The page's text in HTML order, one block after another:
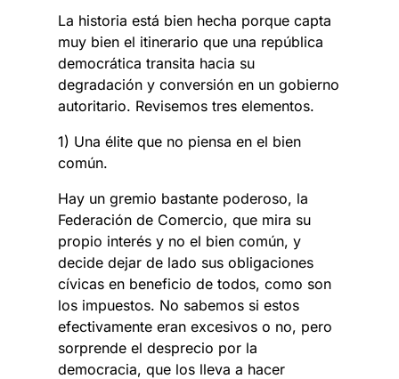
La historia está bien hecha porque capta
muy bien el itinerario que una república
democrática transita hacia su
degradación y conversión en un gobierno
autoritario. Revisemos tres elementos.
1) Una élite que no piensa en el bien
común.
Hay un gremio bastante poderoso, la
Federación de Comercio, que mira su
propio interés y no el bien común, y
decide dejar de lado sus obligaciones
cívicas en beneficio de todos, como son
los impuestos. No sabemos si estos
efectivamente eran excesivos o no, pero
sorprende el desprecio por la
democracia, que los lleva a hacer